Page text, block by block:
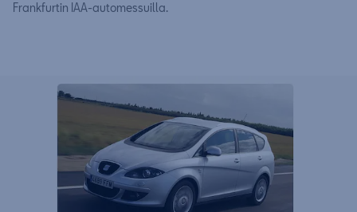
Frankfurtin IAA-automessuilla.